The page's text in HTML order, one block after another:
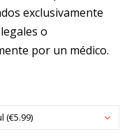
exclusivamente
o
por un médico.
(€5.99)